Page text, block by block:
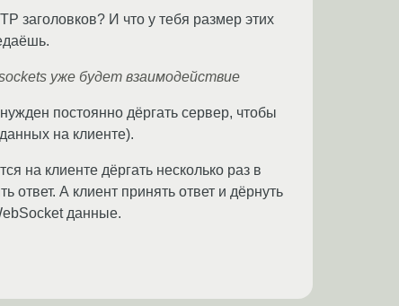
заголовков? И что у тебя размер этих
уже будет взаимодействие
постоянно дёргать сервер, чтобы
на клиенте).
на клиенте дёргать несколько раз в
ответ. А клиент принять ответ и дёрнуть
данные.